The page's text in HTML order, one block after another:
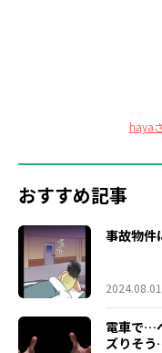
haya
おすすめ記事
事故物件
2024.08.01
電車で…
ズりそ